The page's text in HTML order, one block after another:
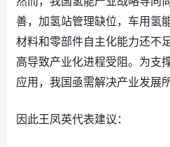
善，加氢站管理缺位，车用氢
材料和零部件自主化能力还不
高导致产业化进程受阻。为支
应用，我国亟需解决产业发展
因此王凤英代表建议：